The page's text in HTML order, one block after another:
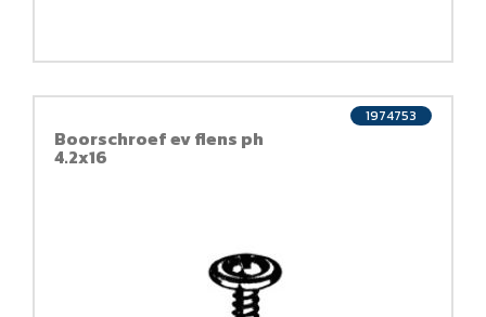
Boorschroef ev flens ph
4.2x16
1974753